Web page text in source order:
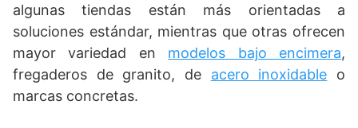
algunas tiendas están más orientadas a
soluciones estándar, mientras que otras ofrecen
mayor variedad en modelos bajo encimera,
fregaderos de granito, de acero inoxidable o
marcas concretas.